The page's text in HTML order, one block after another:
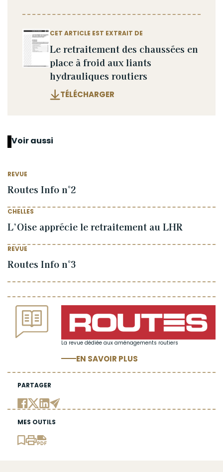
La revue dédiée aux aménagements routiers
EN SAVOIR PLUS
PARTAGER
MES OUTILS
CET ARTICLE EST EXTRAIT DE
Le retraitement des chaussées en
place à froid aux liants
hydrauliques routiers
TÉLÉCHARGER
Voir aussi
REVUE
Routes Info n°2
CHELLES
L’Oise apprécie le retraitement au LHR
REVUE
Routes Info n°3